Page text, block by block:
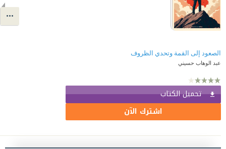
الصعود إلى القمة وتحدي الظروف
عبد الوهاب حسيني
تحميل الكتاب
اشترك الآن